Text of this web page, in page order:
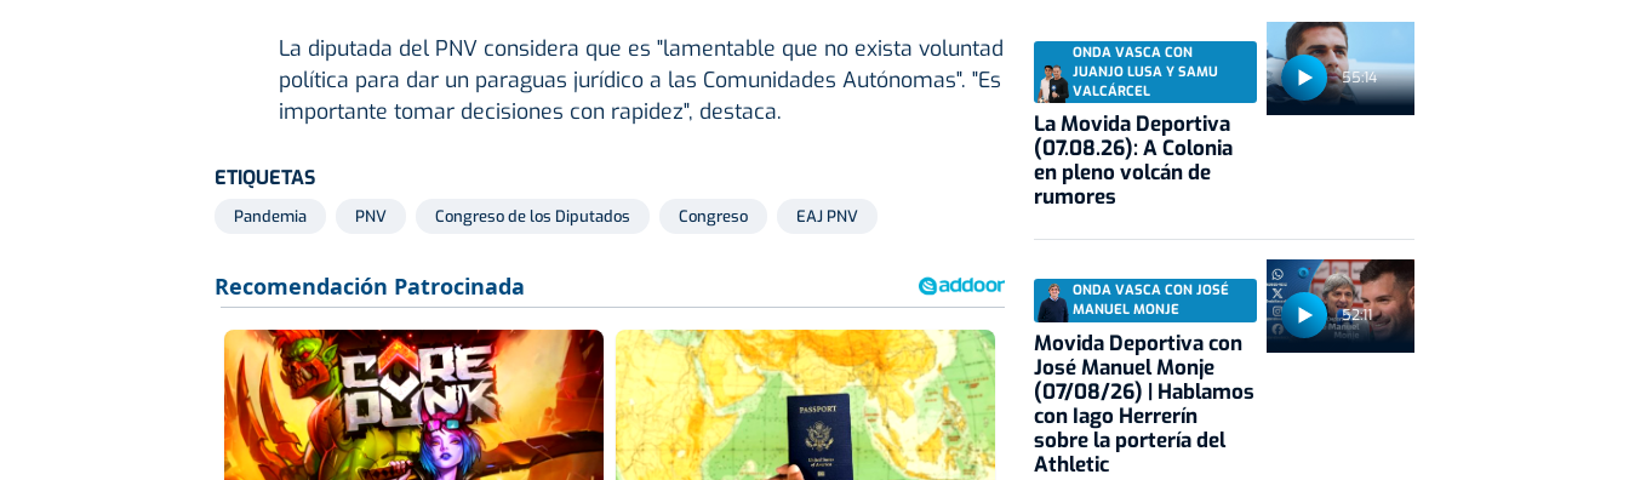
La diputada del PNV considera que es "lamentable que no exista voluntad
política para dar un paraguas jurídico a las Comunidades Autónomas". "Es
importante tomar decisiones con rapidez", destaca.
ETIQUETAS
Pandemia PNV Congreso de los Diputados Congreso EAJ PNV
55:14
ONDA VASCA CON
JUANJO LUSA Y SAMU
VALCÁRCEL
La Movida Deportiva
(07.08.26): A Colonia
en pleno volcán de
rumores
52:11
ONDA VASCA CON JOSÉ
MANUEL MONJE
Movida Deportiva con
José Manuel Monje
(07/08/26) | Hablamos
con Iago Herrerín
sobre la portería del
Athletic